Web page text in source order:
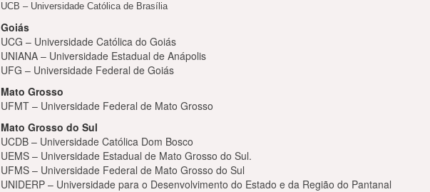
UCB – Universidade Católica de Brasília
Goiás
UCG – Universidade Católica do Goiás
UNIANA – Universidade Estadual de Anápolis
UFG – Universidade Federal de Goiás
Mato Grosso
UFMT – Universidade Federal de Mato Grosso
Mato Grosso do Sul
UCDB – Universidade Católica Dom Bosco
UEMS – Universidade Estadual de Mato Grosso do Sul.
UFMS – Universidade Federal de Mato Grosso do Sul
UNIDERP – Universidade para o Desenvolvimento do Estado e da Região do Pantanal